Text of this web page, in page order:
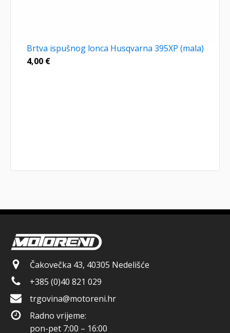
Brtva ispušnog lonca Husqvarna 395XP (mala)
4,00 €
Čakovečka 43, 40305 Nedelišće
+385 (0)40 821 029
trgovina@motoreni.hr
Radno vrijeme:
pon-pet 7:00 – 16:00